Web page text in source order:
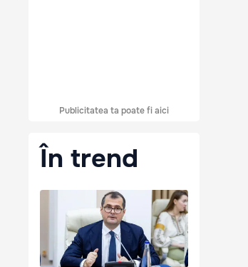
Publicitatea ta poate fi aici
În trend